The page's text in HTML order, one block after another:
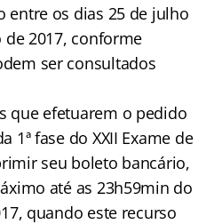
entre os dias 25 de julho
de 2017, conforme
ser consultados
que efetuarem o pedido
1ª fase do XXII Exame de
seu boleto bancário,
até as 23h59min do
quando este recurso